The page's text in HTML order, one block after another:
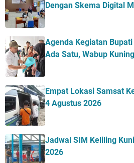
Dengan Skema Digital
Agenda Kegiatan
Ada Satu, Wabup
Empat Lokasi Samsat
4 Agustus 2026
Jadwal SIM Keliling
2026